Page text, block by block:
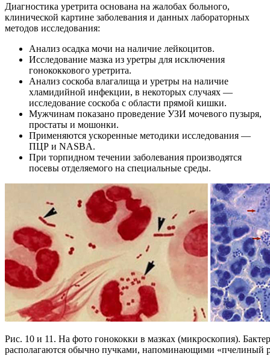
Диагностика уретрита основана на жалобах больного,
клинической картине заболевания и данных лабораторных
методов исследования:
Анализ осадка мочи на наличие лейкоцитов.
Исследование мазка из уретры для исключения
гонококкового уретрита.
Анализ соскоба влагалища и уретры на наличие
хламидийной инфекции, в некоторых случаях —
исследование соскоба с области прямой кишки.
Мужчинам показано проведение УЗИ мочевого пузыря,
простаты и мошонки.
Применяются ускоренные методики исследования —
ПЦР и NASBA.
При торпидном течении заболевания производятся
посевы отделяемого на специальные среды.
Рис. 10 и 11. На фото гонококки в мазках (микроскопия).
располагаются обычно пучками, напоминающими «пчелиный